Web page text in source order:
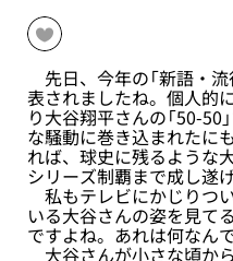
先日、今年の「新語・
表されましたね。個人的
り大谷翔平さんの「50-50
な騒動に巻き込まれたに
れば、球史に残るような
シリーズ制覇まで成し遂
私もテレビにかじりつ
いる大谷さんの姿を見て
ですよね。あれは何なん
大谷さんが小さな頃か